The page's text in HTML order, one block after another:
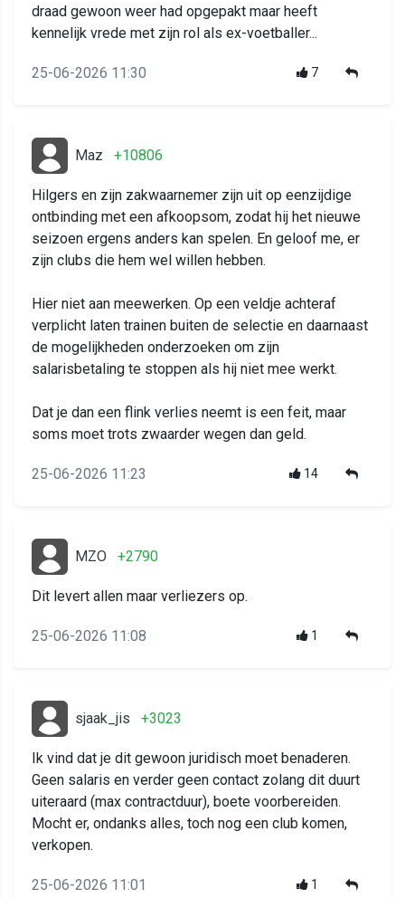
draad gewoon weer had opgepakt maar heeft
kennelijk vrede met zijn rol als ex-voetballer...
25-06-2026 11:30 7
Maz +10806
Hilgers en zijn zakwaarnemer zijn uit op eenzijdige
ontbinding met een afkoopsom, zodat hij het nieuwe
seizoen ergens anders kan spelen. En geloof me, er
zijn clubs die hem wel willen hebben.
Hier niet aan meewerken. Op een veldje achteraf
verplicht laten trainen buiten de selectie en daarnaast
de mogelijkheden onderzoeken om zijn
salarisbetaling te stoppen als hij niet mee werkt.
Dat je dan een flink verlies neemt is een feit, maar
soms moet trots zwaarder wegen dan geld.
25-06-2026 11:23 14
MZO +2790
Dit levert allen maar verliezers op.
25-06-2026 11:08 1
sjaak_jis +3023
Ik vind dat je dit gewoon juridisch moet benaderen.
Geen salaris en verder geen contact zolang dit duurt
uiteraard (max contractduur), boete voorbereiden.
Mocht er, ondanks alles, toch nog een club komen,
verkopen.
25-06-2026 11:01 1